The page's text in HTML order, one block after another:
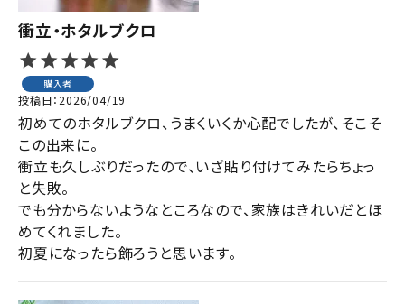
実店舗案内
デイサービス／
介護施設関係の方へ
最新のチラシはこちら
お問い合わせ
ACCOUNT MENU
ようこそ ゲスト 様
meeting_room ログイン person 会員登録
衝立・ホタルブクロ
購入者
投稿日 2026/04/19
初めてのホタルブクロ、うまくいくか心配でしたが、そこそ
この出来に。
衝立も久しぶりだったので、いざ貼り付けてみたらちょっ
と失敗。
でも分からないようなところなので、家族はきれいだとほ
めてくれました。
初夏になったら飾ろうと思います。